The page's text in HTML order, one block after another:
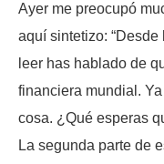
Ayer me preocupó
aquí sintetizo:
leer has hablado de
financiera mundial.
cosa. ¿Qué esperas
La segunda parte de